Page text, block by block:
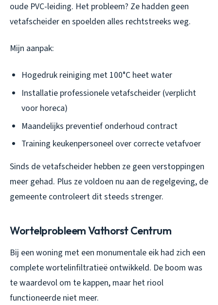
oude PVC-leiding. Het probleem? Ze hadden geen
vetafscheider en spoelden alles rechtstreeks weg.
Mijn aanpak:
Hogedruk reiniging met 100°C heet water
Installatie professionele vetafscheider (verplicht
voor horeca)
Maandelijks preventief onderhoud contract
Training keukenpersoneel over correcte vetafvoer
Sinds de vetafscheider hebben ze geen verstoppingen
meer gehad. Plus ze voldoen nu aan de regelgeving, de
gemeente controleert dit steeds strenger.
Wortelprobleem Vathorst Centrum
Bij een woning met een monumentale eik had zich een
complete wortelinfiltratieë ontwikkeld. De boom was
te waardevol om te kappen, maar het riool
functioneerde niet meer.